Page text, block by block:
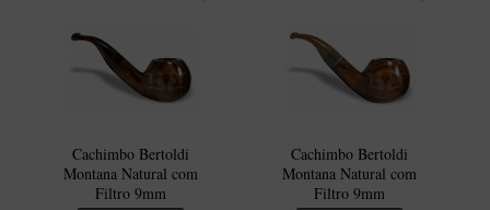
Churchwarden – Briar Italiano
MONTE SEU KIT/INICIANTES
Blends Para Cachimbo
Cachimbo Bertoldi
Montana Natural com
Filtro 9mm
Cachimbo Bertoldi
Montana Natural com
Filtro 9mm